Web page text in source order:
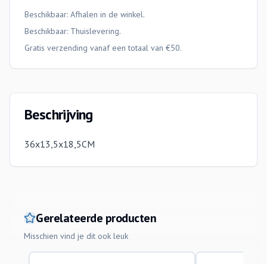
Beschikbaar: Afhalen in de winkel.
Beschikbaar: Thuislevering.
Gratis verzending vanaf een totaal van €50.
Beschrijving
36x13,5x18,5CM
Gerelateerde producten
Misschien vind je dit ook leuk